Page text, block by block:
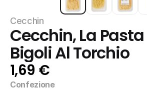
Cecchin
Cecchin, La
Bigoli Al Torchio
1,69 €
Confezione